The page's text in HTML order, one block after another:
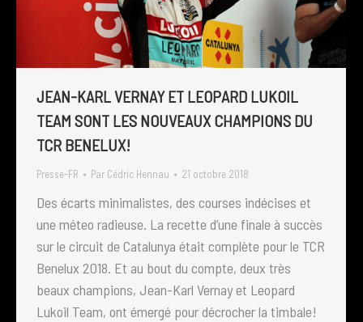
JEAN-KARL VERNAY ET LEOPARD LUKOIL
TEAM SONT LES NOUVEAUX CHAMPIONS DU
TCR BENELUX!
Presse-FR Par Cédric Hennau 21 octobre 2018
Des écarts minimalistes, des courses indécises et
une méteo radieuse. La recette d’une finale à succès
sur le circuit de Catalunya était complète pour le TCR
Benelux 2018. Et au bout du compte, deux très
beaux champions, Jean-Karl Vernay et Leopard
Lukoil Team, ont émergé pour décrocher la timbale!